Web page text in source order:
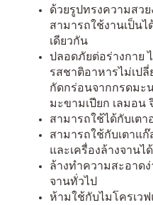
ด้วยรูปทรงความสว
สามารถใช้งานเป็น
เดียวกัน
ปลอดภัยต่อร่างกาย
รสชาติอาหารไม่เป
กัดกร่อนจากกรดมะ
มะขามเปียก เลมอ
สามารถใช้ได้กับเต
สามารถใช้กับเตาแ
และเครื่องล้างจานได้
ล้างทำความสะอาด
จานทั่วไป
ห้ามใช้กับไมโครเว